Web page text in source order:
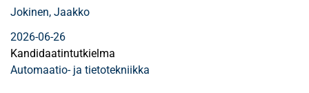
Jokinen, Jaakko
2026-06-26
Kandidaatintutkielma
Automaatio- ja tietotekniikka